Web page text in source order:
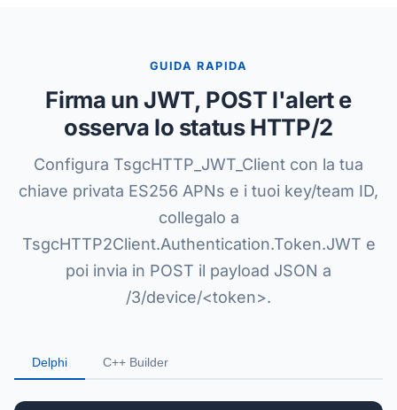
GUIDA RAPIDA
Firma un JWT, POST l'alert e
osserva lo status HTTP/2
Configura TsgcHTTP_JWT_Client con la tua
chiave privata ES256 APNs e i tuoi key/team ID,
collegalo a
TsgcHTTP2Client.Authentication.Token.JWT e
poi invia in POST il payload JSON a
/3/device/<token>.
Delphi C++ Builder